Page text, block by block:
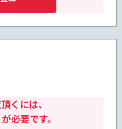
くには、
必要です。